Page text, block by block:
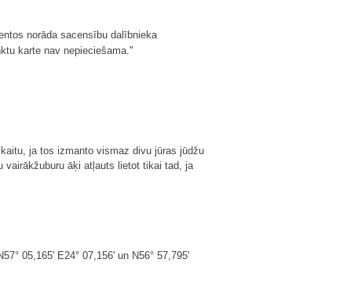
norāda sacensību dalībnieka
karte nav nepieciešama."
ja tos izmanto vismaz divu jūras jūdžu
vairākžuburu āķi atļauts lietot tikai tad, ja
05,165' E24° 07,156' un N56° 57,795'